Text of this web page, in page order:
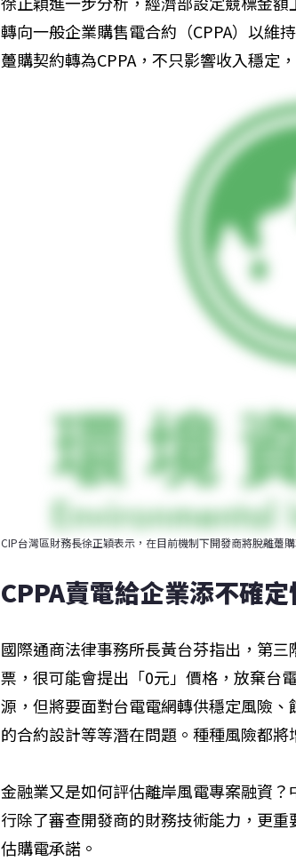
轉向一般企業購售電合約（CPPA）以維
躉購契約轉為CPPA，不只影響收入穩定
CIP台灣區財務長徐正穎表示，在目前機制下開發商將脫離躉
CPPA賣電給企業添不確
國際通商法律事務所長黃台芬指出，第
票，很可能會提出「0元」價格，放棄台
源，但將要面對台電電網轉供穩定風險
的合約設計等等潛在問題。種種風險都將
金融業又是如何評估離岸風電專案融資
行除了審查開發商的財務技術能力，更
估購電承諾。